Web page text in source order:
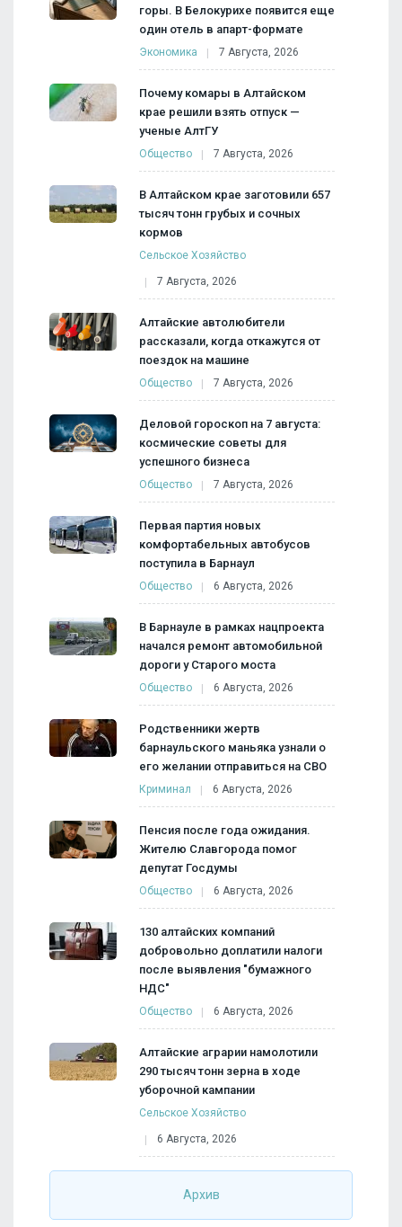
горы. В Белокурихе появится еще
один отель в апарт-формате
Экономика 7 Августа, 2026
Почему комары в Алтайском
крае решили взять отпуск —
ученые АлтГУ
Общество 7 Августа, 2026
В Алтайском крае заготовили 657
тысяч тонн грубых и сочных
кормов
Сельское Хозяйство
7 Августа, 2026
Алтайские автолюбители
рассказали, когда откажутся от
поездок на машине
Общество 7 Августа, 2026
Деловой гороскоп на 7 августа:
космические советы для
успешного бизнеса
Общество 7 Августа, 2026
Первая партия новых
комфортабельных автобусов
поступила в Барнаул
Общество 6 Августа, 2026
В Барнауле в рамках нацпроекта
начался ремонт автомобильной
дороги у Старого моста
Общество 6 Августа, 2026
Родственники жертв
барнаульского маньяка узнали о
его желании отправиться на СВО
Криминал 6 Августа, 2026
Пенсия после года ожидания.
Жителю Славгорода помог
депутат Госдумы
Общество 6 Августа, 2026
130 алтайских компаний
добровольно доплатили налоги
после выявления "бумажного
НДС"
Общество 6 Августа, 2026
Алтайские аграрии намолотили
290 тысяч тонн зерна в ходе
уборочной кампании
Сельское Хозяйство
6 Августа, 2026
Архив